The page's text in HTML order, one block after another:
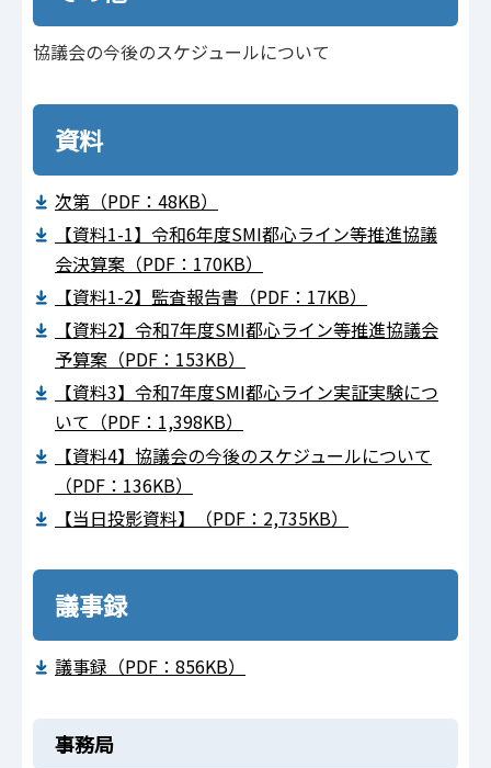
協議会の今後のスケジュールについて
資料
次第（PDF：48KB）
【資料1-1】令和6年度SMI都心ライン等推進協議
会決算案（PDF：170KB）
【資料1-2】監査報告書（PDF：17KB）
【資料2】令和7年度SMI都心ライン等推進協議会
予算案（PDF：153KB）
【資料3】令和7年度SMI都心ライン実証実験につ
いて（PDF：1,398KB）
【資料4】協議会の今後のスケジュールについて
（PDF：136KB）
【当日投影資料】（PDF：2,735KB）
議事録
議事録（PDF：856KB）
事務局